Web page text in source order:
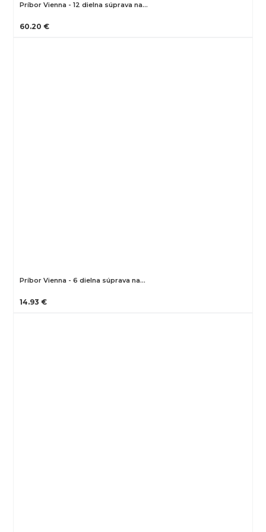
Príbor Vienna - 12 dielna súprava na…
60.20 €
Príbor Vienna - 6 dielna súprava na…
14.93 €